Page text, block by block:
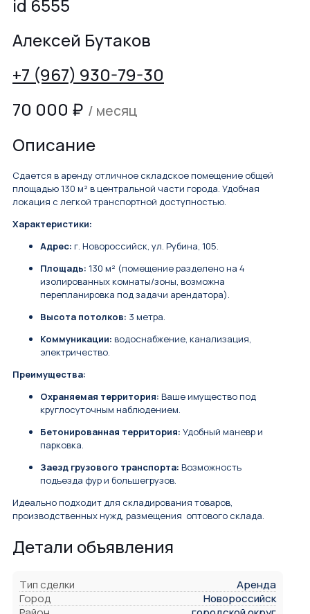
id 6555
Алексей Бутаков
+7 (967) 930-79-30
70 000 ₽ / месяц
Описание
Сдается в аренду отличное складское помещение общей
площадью 130 м² в центральной части города. Удобная
локация с легкой транспортной доступностью.
Характеристики:
Адрес: г. Новороссийск, ул. Рубина, 105.
Площадь: 130 м² (помещение разделено на 4
изолированных комнаты/зоны, возможна
перепланировка под задачи арендатора).
Высота потолков: 3 метра.
Коммуникации: водоснабжение, канализация,
электричество.
Преимущества:
Охраняемая территория: Ваше имущество под
круглосуточным наблюдением.
Бетонированная территория: Удобный маневр и
парковка.
Заезд грузового транспорта: Возможность
подъезда фур и большегрузов.
Идеально подходит для складирования товаров,
производственных нужд, размещения оптового склада.
Детали объявления
Тип сделки
Аренда
Город
Новороссийск